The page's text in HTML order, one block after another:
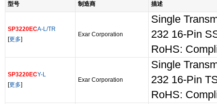
型号 制造商 描述
SP3220ECA-L/TR
[更多]
Exar Corporation
Single
232 16-Pin
RoHS:
SP3220ECY-L
[更多]
Exar Corporation
Single
232 16-Pin
RoHS: